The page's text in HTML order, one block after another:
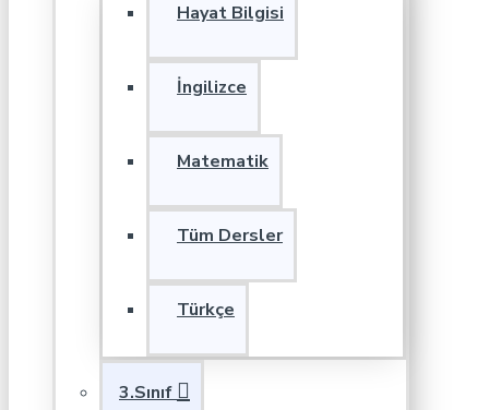
Hayat Bilgisi
İngilizce
Matematik
Tüm Dersler
Türkçe
3.Sınıf